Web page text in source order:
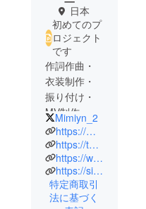
日本
初めてのプ
ロジェクト
です
作詞作曲・
衣装制作・
振り付け・
MV制作、、
すべて自分
で手がけ
る、超手作
り系！シン
ガーソング
ライターア
Mimiyn_2
https://m.youtube.com/channel/UCrnwxs6ZZbz4BtW71TaXw2w
https://twitter.com/Mimiyn_2?ref_src=twsrc%5Egoogle%7Ctwcamp%5Eserp%7Ctwgr%5Eauthor
https://www.tunecore.co.jp/artists/Niji-Mimiyu?lang=ja
https://sites.google.com/view/mimipeace-fansite/top
特定商取引
法に基づく